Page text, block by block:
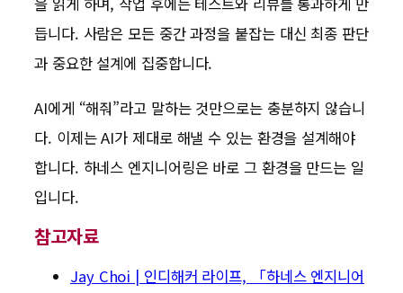
듭니다. 사람은 모든 중간 과정을 붙잡는 대신 최종 판단
과 중요한 설계에 집중합니다.
AI에게 “해줘”라고 말하는 것만으로는 충분하지 않습니
다. 이제는 AI가 제대로 해낼 수 있는 환경을 설계해야
합니다. 하네스 엔지니어링은 바로 그 환경을 만드는 일
입니다.
참고자료
Jay Choi | 인디해커 라이프, 「하네스 엔지니어